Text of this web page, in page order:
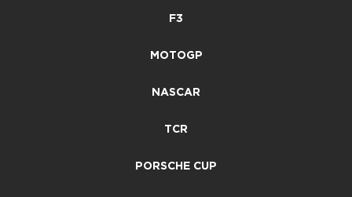
F3
MOTOGP
NASCAR
TCR
PORSCHE CUP